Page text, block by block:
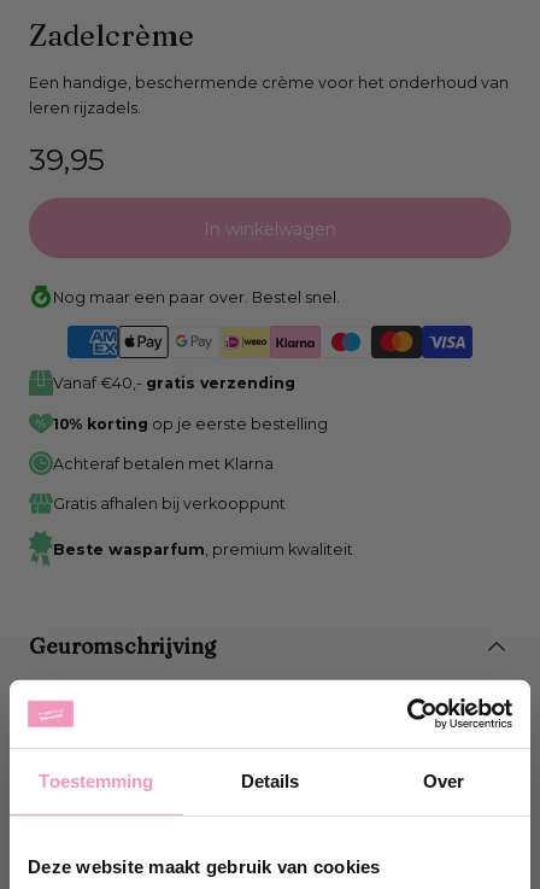
Toestemming Details Over
Deze website maakt gebruik van cookies
Open
0
in
venster
Zadelcrème
Een handige, beschermende crème voor het onderhoud van
leren rijzadels.
Normale
prijs
39,95
In winkelwagen
Nog maar een paar over. Bestel snel.
Vanaf €40,- gratis verzending
10% korting op je eerste bestelling
Achteraf betalen met Klarna
Gratis afhalen bij verkooppunt
Beste wasparfum , premium kwaliteit
Geuromschrijving
Hoe te gebruiken?
Maak het zadel schoon met een schone doek of zachte
het gehele te behandelen gebied. Laat een paar